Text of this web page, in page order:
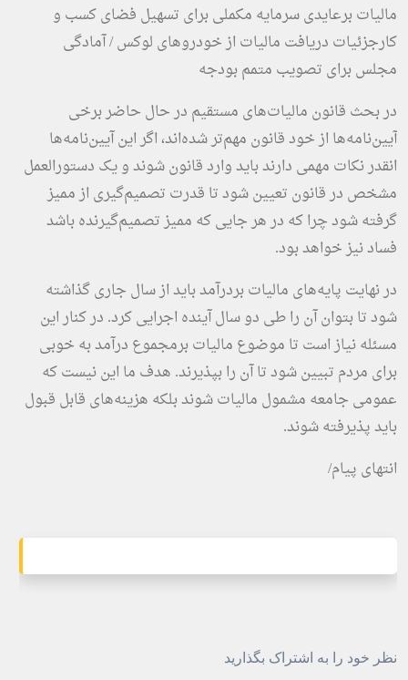
مالیات برعایدی سرمایه مکملی برای تسهیل فضای کسب و
کارجزئیات دریافت مالیات از خودروهای لوکس / آمادگی
مجلس برای تصویب متمم بودجه
در بحث قانون مالیات‌های مستقیم در حال حاضر برخی
آیین‌نامه‌ها از خود قانون مهم‌تر شده‌اند، اگر این آیین‌نامه‌ها
انقدر نکات مهمی دارند باید وارد قانون شوند و یک دستورالعمل
مشخص در قانون تعیین شود تا قدرت تصمیم‌گیری از ممیز
گرفته شود چرا که در هر جایی که ممیز تصمیم‌گیرنده باشد
فساد نیز خواهد بود.
در نهایت پایه‌های مالیات بردرآمد باید از سال جاری گذاشته
شود تا بتوان آن را طی دو سال آینده اجرایی کرد. در کنار این
مسئله نیاز است تا موضوع مالیات برمجموع درآمد به خوبی
برای مردم تبیین شود تا آن را بپذیرند. هدف ما این نیست که
عمومی جامعه مشمول مالیات شوند بلکه هزینه‌های قابل قبول
باید پذیرفته شوند.
انتهای پیام/
نظر خود را به اشتراک بگذارید